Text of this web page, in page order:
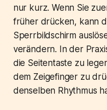
nur kurz. Wenn Sie
früher drücken, kann
Sperrbildschirm
verändern. In der
die Seitentaste zu
dem Zeigefinger zu
denselben Rhythmus